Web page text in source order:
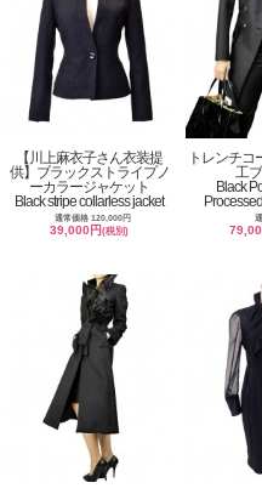
【川上麻衣子さん衣装提
供】ブラックストライプノ
ーカラージャケット
Black stripe collarless jacket
通常価格 120,000円
39,000円(税別)
トレンチコ
工
Black